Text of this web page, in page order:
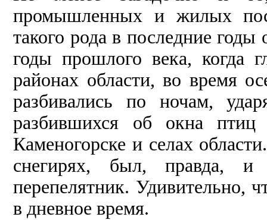
промышленных и жилых
такого рода в последние
годы прошлого века, когда
районах области, во время
разбивались по ночам,
разбившихся об окна птиц
Каменогорске и селах
снегирях, был, правда,
перепелятник. Удивительно,
в дневное время.